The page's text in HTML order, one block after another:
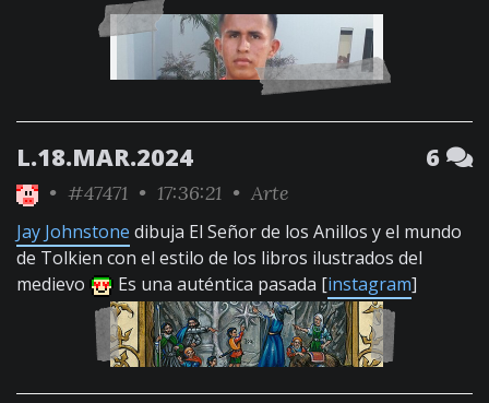
L.18.MAR.2024 6
• #47471 • 17:36:21 • Arte
Jay Johnstone dibuja El Señor de los Anillos y el mundo
de Tolkien con el estilo de los libros ilustrados del
medievo
Es una auténtica pasada [instagram]